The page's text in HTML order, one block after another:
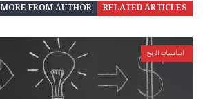
RELATED ARTICLES
MORE FROM AUTHOR
اساسيات الربح